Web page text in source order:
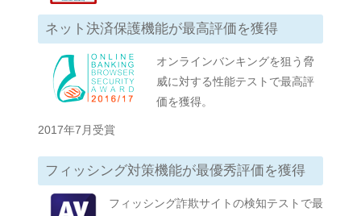
ネット決済保護機能が最高評価を獲得
オンラインバンキングを狙う脅
威に対する性能テストで最高評
価を獲得。
2017年7月受賞
フィッシング対策機能が最優秀評価を獲得
フィッシング詐欺サイトの検知テストで最